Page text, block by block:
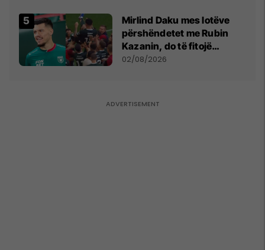
Mirlind Daku mes lotëve
përshëndetet me Rubin
Kazanin, do të fitojë
miliona te Spartak Moska
02/08/2026